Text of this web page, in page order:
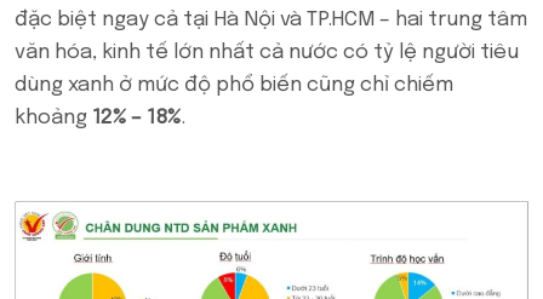
đặc biệt ngay cả tại Hà Nội và TP.HCM – hai trung tâm
văn hóa, kinh tế lớn nhất cả nước có tỷ lệ người tiêu
dùng xanh ở mức độ phổ biến cũng chỉ chiếm
khoảng 12% – 18%.